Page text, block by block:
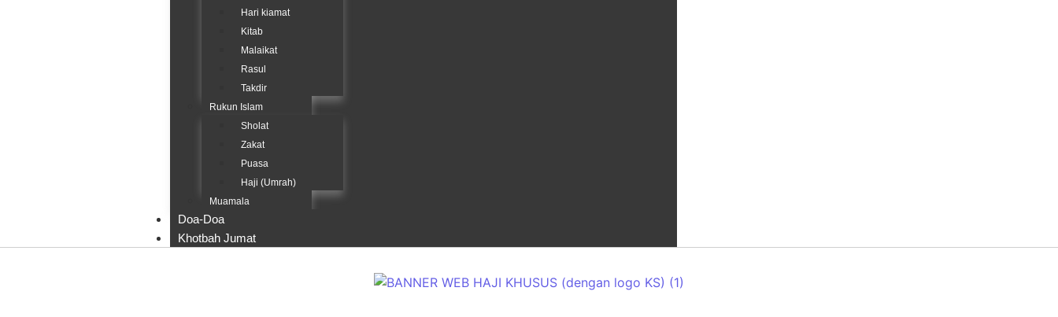
Hari kiamat
Kitab
Malaikat
Rasul
Takdir
Rukun Islam
Sholat
Zakat
Puasa
Haji (Umrah)
Muamala
Doa-Doa
Khotbah Jumat